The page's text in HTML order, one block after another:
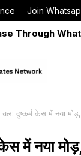
Join
दुष्कर्म केस में नया
में नया